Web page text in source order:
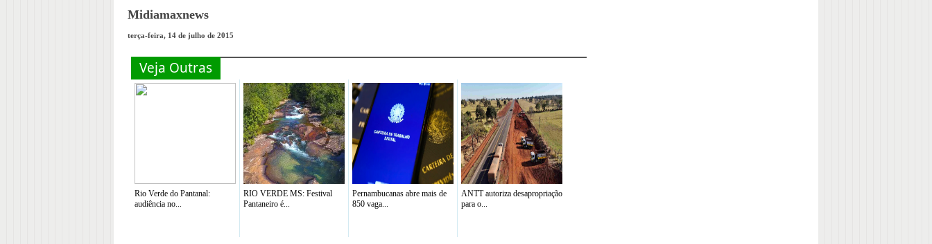
Midiamaxnews
terça-feira, 14 de julho de 2015
Veja Outras
Rio Verde do Pantanal:
audiência no...
RIO VERDE MS: Festival
Pantaneiro é...
Pernambucanas abre mais de
850 vaga...
ANTT autoriza desapropriação
para o...